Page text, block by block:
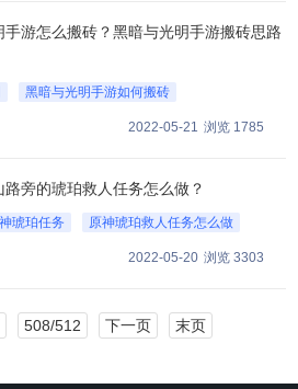
手游怎么搬砖？黑暗与光明手游搬砖思路
黑暗与光明手游如何搬砖
浏览 1785
2022-05-21
路旁的琥珀救人任务怎么做？
琥珀任务 原神琥珀救人任务怎么做
浏览 3303
2022-05-20
508/512 下一页 末页